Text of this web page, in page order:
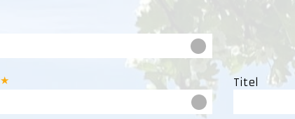
Titel